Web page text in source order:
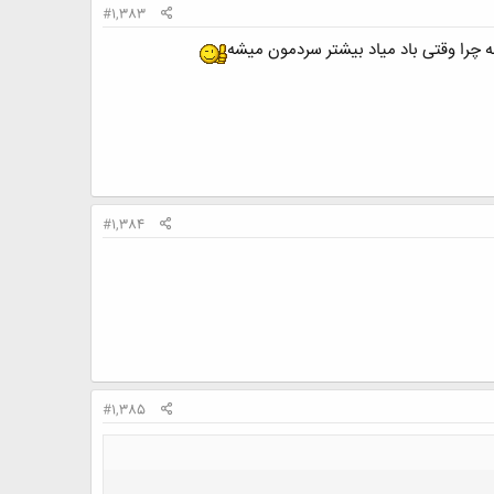
#1,383
چرا وقتی باد میاد بیشتر سردمون میشه
#1,384
#1,385